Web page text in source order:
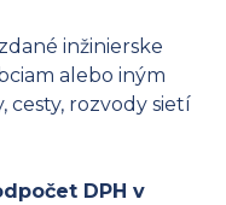
inžinierske
alebo iným
cesty, rozvody sietí
DPH v